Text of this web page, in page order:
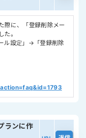
際に、「登録削除メー
た。
ル設定」→「登録削除
ランに作